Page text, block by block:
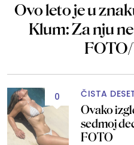
Ovo leto je u
Klum: Za nju
0 ČISTA
Ovako
sedmoj
FOTO